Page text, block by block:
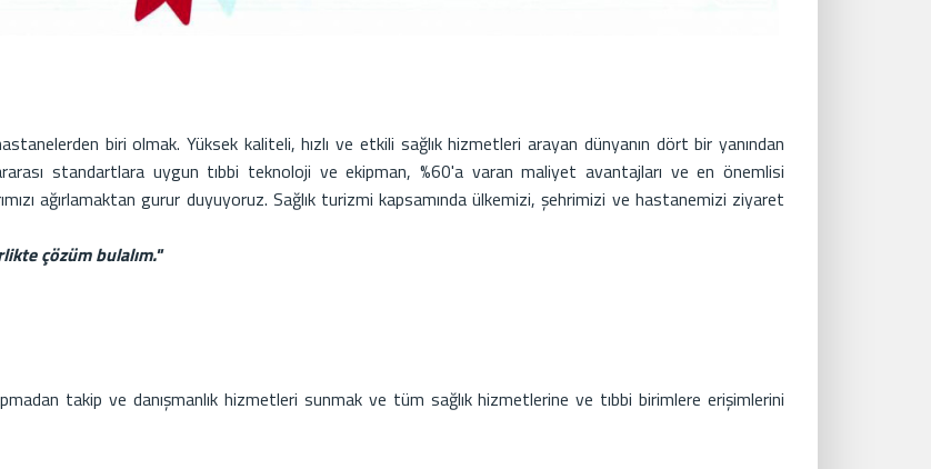
biri olmak. Yüksek kaliteli, hızlı ve etkili sağlık hizmetleri arayan dünyanın dört bir yanından
standartlara uygun tıbbi teknoloji ve ekipman, %60'a varan maliyet avantajları ve en önemlisi
ağırlamaktan gurur duyuyoruz. Sağlık turizmi kapsamında ülkemizi, şehrimizi ve hastanemizi ziyaret
çözüm bulalım."
takip ve danışmanlık hizmetleri sunmak ve tüm sağlık hizmetlerine ve tıbbi birimlere erişimlerini